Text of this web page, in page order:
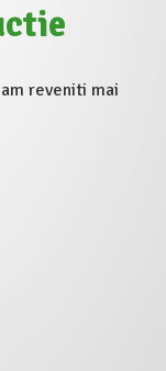
reveniti mai